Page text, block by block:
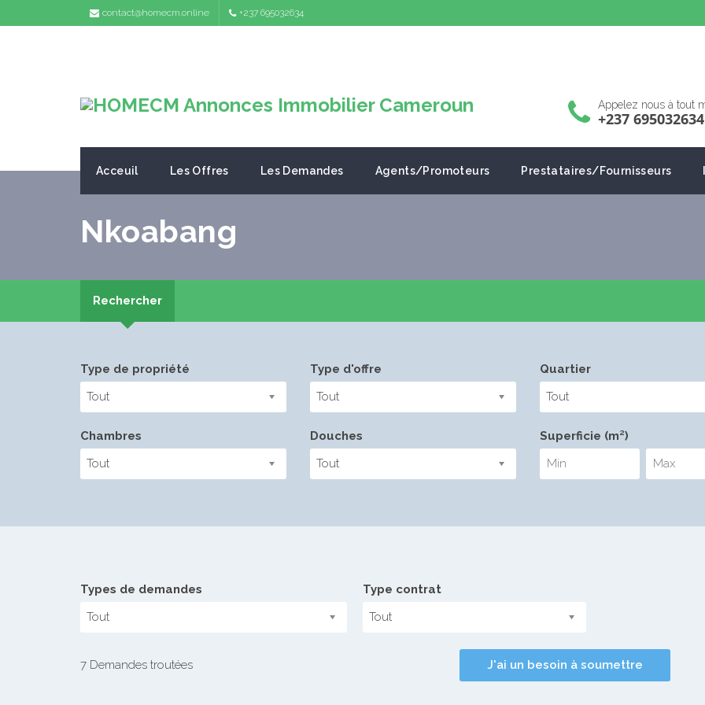
contact@homecm.online +237 695032634
Appelez nous à tout
+237 695032634
Acceuil Les Offres Les Demandes Agents/Promoteurs Prestataires/Fournisseurs
Nkoabang
Rechercher
Type de propriété
Tout
Type d'offre
Tout
Quartier
Tout
Chambres
Tout
Douches
Tout
Superficie (m²)
Types de demandes
Tout
Type contrat
Tout
7 Demandes troutées J'ai un besoin à soumettre